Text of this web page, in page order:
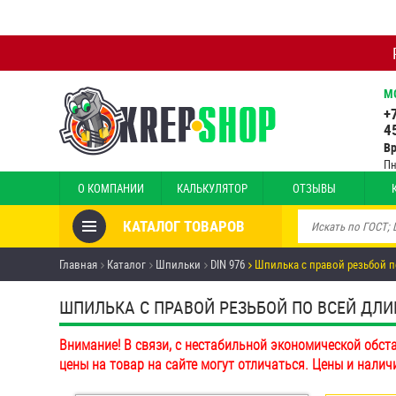
О КОМПАНИИ КАЛЬКУЛЯТОР ОТЗЫВЫ
КАТАЛОГ ТОВАРОВ
Товары со скидкой
Анкеры
Антивандальный крепёж,
инструмент
Болты и винты
Главная Каталог Шпильки DIN 976 Шпилька с правой резьбой
ШПИЛЬКА С ПРАВОЙ РЕЗЬБОЙ ПО ВСЕЙ
Внимание! В связи, с нестабильной экономической
цены на товар на сайте могут отличаться. Цены и